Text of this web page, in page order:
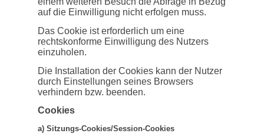
auf die Einwilligung nicht erfolgen muss.
Das Cookie ist erforderlich um eine
rechtskonforme Einwilligung des Nutzers
einzuholen.
Die Installation der Cookies kann der Nutzer
durch Einstellungen seines Browsers
verhindern bzw. beenden.
Cookies
a) Sitzungs-Cookies/Session-Cookies